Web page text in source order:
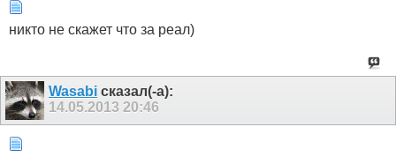
никто не скажет что за реал)
Wasabi сказал(-а):
14.05.2013 20:46